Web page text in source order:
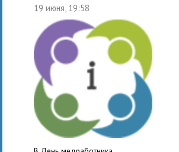
19 июня, 19:58